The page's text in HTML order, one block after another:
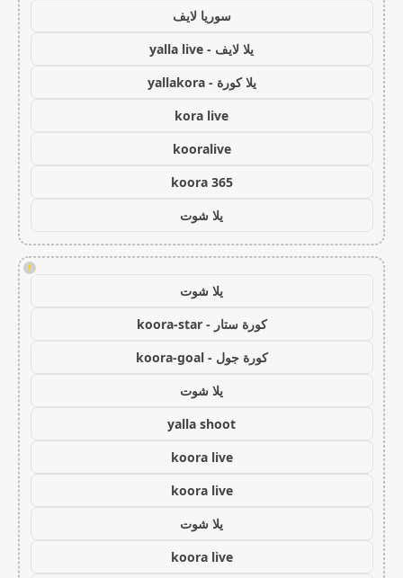
سوريا لايف
يلا لايف - yalla live
يلا كورة - yallakora
kora live
kooralive
koora 365
يلا شوت
!
يلا شوت
كورة ستار - koora-star
كورة جول - koora-goal
يلا شوت
yalla shoot
koora live
koora live
يلا شوت
koora live